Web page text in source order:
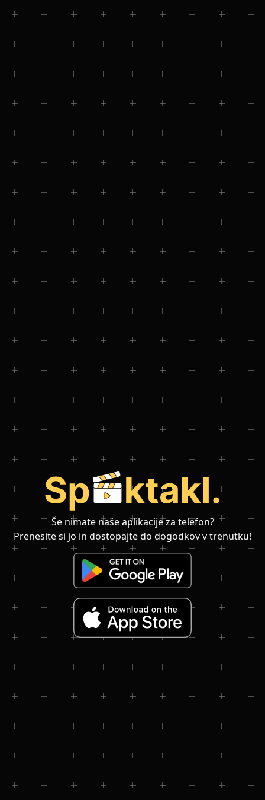
Še nimate naše aplikacije za telefon?
Prenesite si jo in dostopajte do dogodkov v trenutku!